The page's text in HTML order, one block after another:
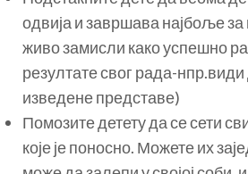
одвија и завршава најбоље за
живо замисли како успешно
резултате свог рада-
изведене представе)
Помозите детету да се сети
које је поносно. Можете их